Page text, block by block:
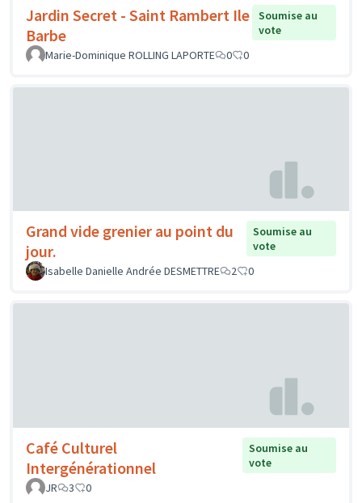
Jardin Secret - Saint Rambert Ile
Barbe
Soumise au
vote
Marie-Dominique ROLLING LAPORTE
0 0
Grand vide grenier au point du
jour.
Soumise au
vote
Isabelle Danielle Andrée DESMETTRE
2 0
Café Culturel
Intergénérationnel
Soumise au
vote
JR
3 0